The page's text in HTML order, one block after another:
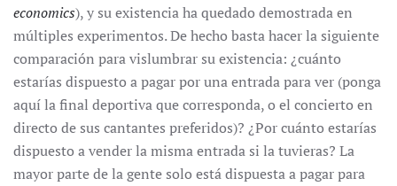
economics), y su existencia ha quedado demostrada en
múltiples experimentos. De hecho basta hacer la siguiente
comparación para vislumbrar su existencia: ¿cuánto
estarías dispuesto a pagar por una entrada para ver (ponga
aquí la final deportiva que corresponda, o el concierto en
directo de sus cantantes preferidos)? ¿Por cuánto estarías
dispuesto a vender la misma entrada si la tuvieras? La
mayor parte de la gente solo está dispuesta a pagar para